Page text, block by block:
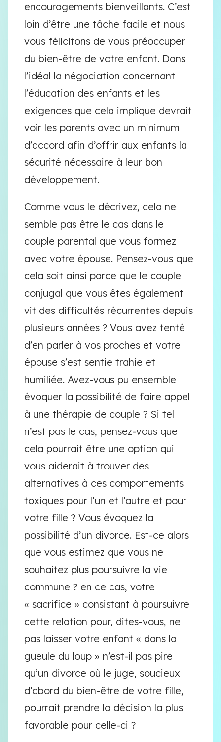
encouragements bienveillants. C’est
loin d’être une tâche facile et nous
vous félicitons de vous préoccuper
du bien-être de votre enfant. Dans
l’idéal la négociation concernant
l’éducation des enfants et les
exigences que cela implique devrait
voir les parents avec un minimum
d’accord afin d’offrir aux enfants la
sécurité nécessaire à leur bon
développement.
Comme vous le décrivez, cela ne
semble pas être le cas dans le
couple parental que vous formez
avec votre épouse. Pensez-vous que
cela soit ainsi parce que le couple
conjugal que vous êtes également
vit des difficultés récurrentes depuis
plusieurs années ? Vous avez tenté
d’en parler à vos proches et votre
épouse s’est sentie trahie et
humiliée. Avez-vous pu ensemble
évoquer la possibilité de faire appel
à une thérapie de couple ? Si tel
n’est pas le cas, pensez-vous que
cela pourrait être une option qui
vous aiderait à trouver des
alternatives à ces comportements
toxiques pour l’un et l’autre et pour
votre fille ? Vous évoquez la
possibilité d’un divorce. Est-ce alors
que vous estimez que vous ne
souhaitez plus poursuivre la vie
commune ? en ce cas, votre
« sacrifice » consistant à poursuivre
cette relation pour, dites-vous, ne
pas laisser votre enfant « dans la
gueule du loup » n’est-il pas pire
qu’un divorce où le juge, soucieux
d’abord du bien-être de votre fille,
pourrait prendre la décision la plus
favorable pour celle-ci ?